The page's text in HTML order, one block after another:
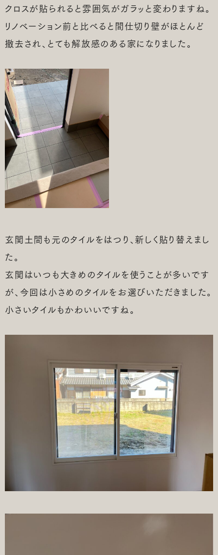
クロスが貼られると雰囲気がガラッと変わりますね。
リノベーション前と比べると間仕切り壁がほとんど
撤去され、とても解放感のある家になりました。
玄関土間も元のタイルをはつり、新しく貼り替えまし
た。
玄関はいつも大きめのタイルを使うことが多いです
が、今回は小さめのタイルをお選びいただきました。
小さいタイルもかわいいですね。